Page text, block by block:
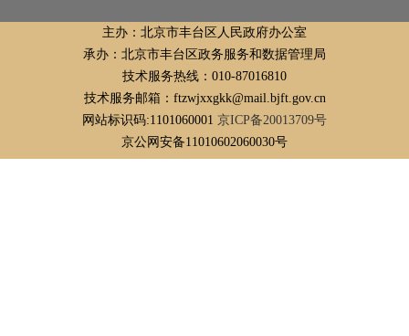
主办：北京市丰台区人民政府办公室
承办：北京市丰台区政务服务和数据管理局
技术服务热线：010-87016810
技术服务邮箱：ftzwjxxgkk@mail.bjft.gov.cn
网站标识码:1101060001 京ICP备20013709号
京公网安备11010602060030号